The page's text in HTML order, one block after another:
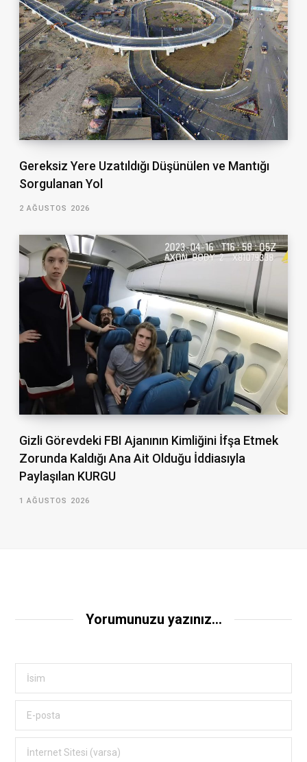
Gereksiz Yere Uzatıldığı Düşünülen ve Mantığı
Sorgulanan Yol
2 AĞUSTOS 2026
Gizli Görevdeki FBI Ajanının Kimliğini İfşa Etmek
Zorunda Kaldığı Ana Ait Olduğu İddiasıyla
Paylaşılan KURGU
1 AĞUSTOS 2026
Yorumunuzu yazınız...